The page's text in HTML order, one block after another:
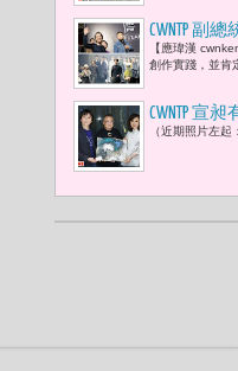
CWNTP 副
穎）、
【應瑋漢
創作實踐，並肯
CWNTP 宣
（近期照片左